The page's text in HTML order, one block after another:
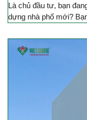
Là chủ đầu tư, bạn
dựng nhà phố mới?